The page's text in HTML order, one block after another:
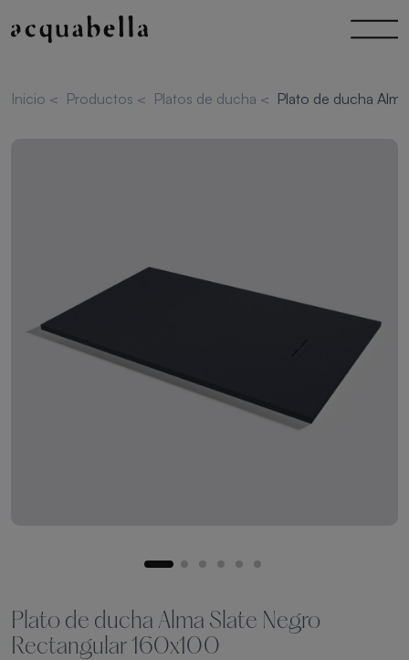
Inicio < Productos < Platos de ducha < Plato de ducha
Plato de ducha Alma Slate Negro
Rectangular 160x100